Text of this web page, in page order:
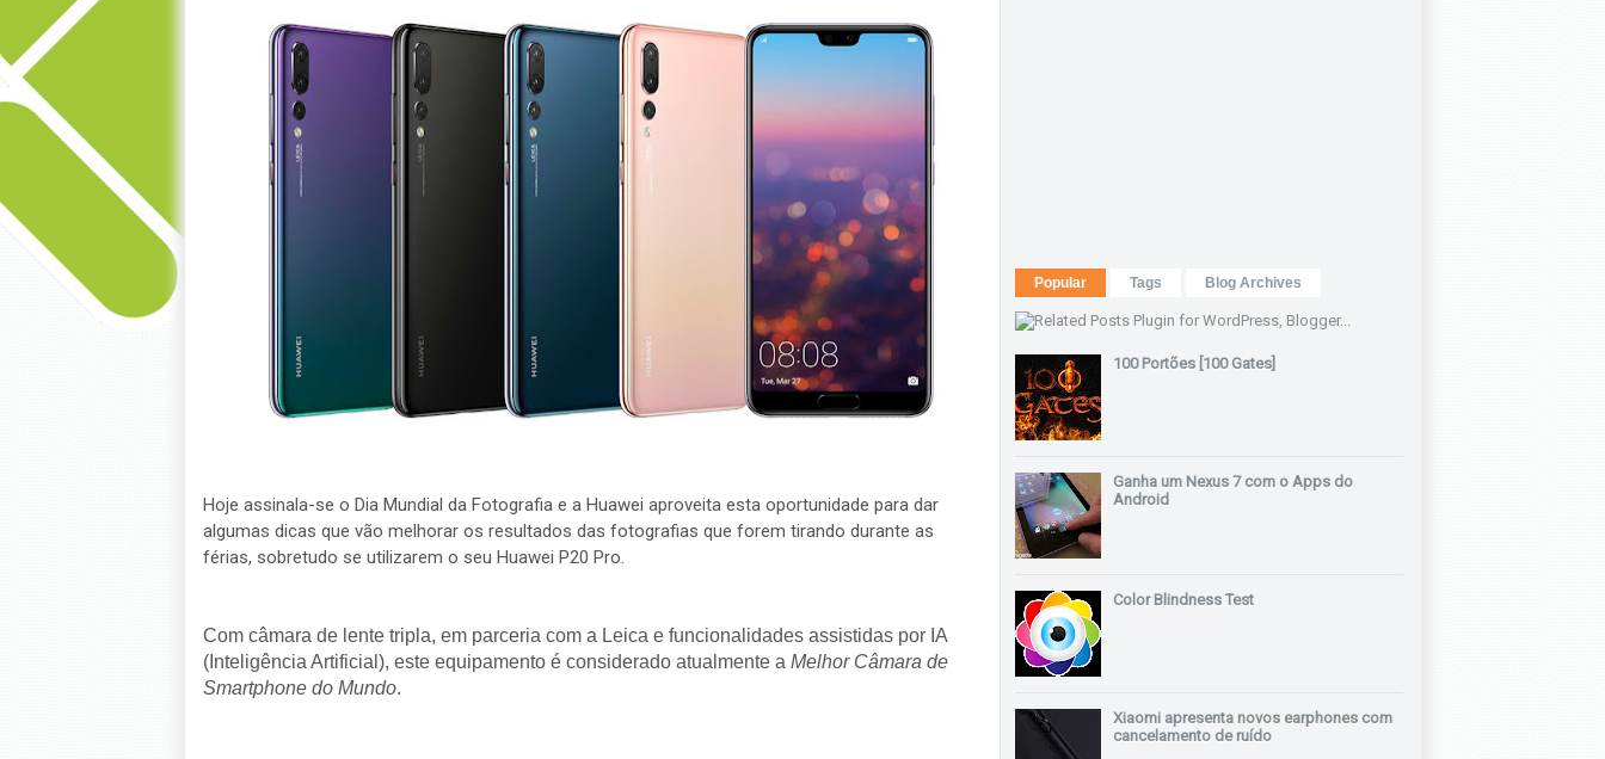
Hoje assinala-se o Dia Mundial da Fotografia e a Huawei aproveita esta oportunidade para dar
algumas dicas que vão melhorar os resultados das fotografias que forem tirando durante as
férias, sobretudo se utilizarem o seu Huawei P20 Pro.
Com câmara de lente tripla, em parceria com a Leica e funcionalidades assistidas por IA
(Inteligência Artificial), este equipamento é considerado atualmente a Melhor Câmara de
Smartphone do Mundo.
Popular Tags Blog Archives
100 Portões [100 Gates]
Ganha um Nexus 7 com o Apps do
Android
Color Blindness Test
Xiaomi apresenta novos earphones com
cancelamento de ruído